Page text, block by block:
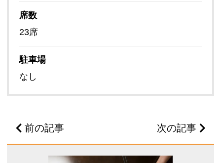
席数
23席
駐車場
なし
前の記事 次の記事